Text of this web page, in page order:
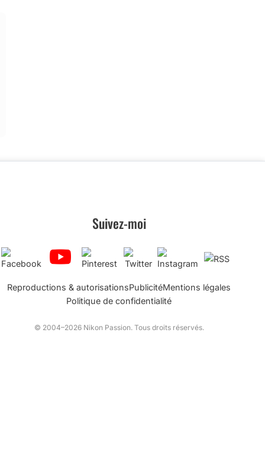
Suivez-moi
Reproductions & autorisationsPublicitéMentions légales
Politique de confidentialité
© 2004–2026 Nikon Passion. Tous droits réservés.